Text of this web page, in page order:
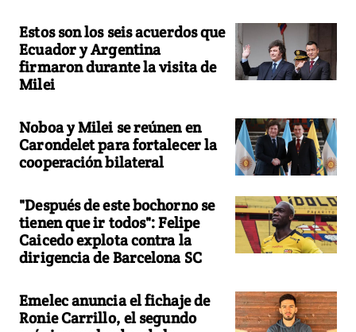
Estos son los seis acuerdos que
Ecuador y Argentina
firmaron durante la visita de
Milei
Noboa y Milei se reúnen en
Carondelet para fortalecer la
cooperación bilateral
"Después de este bochorno se
tienen que ir todos": Felipe
Caicedo explota contra la
dirigencia de Barcelona SC
Emelec anuncia el fichaje de
Ronie Carrillo, el segundo